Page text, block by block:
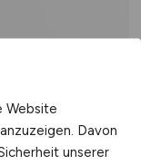
Website
Davon
unserer